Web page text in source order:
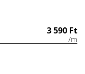
3 590 Ft
/m